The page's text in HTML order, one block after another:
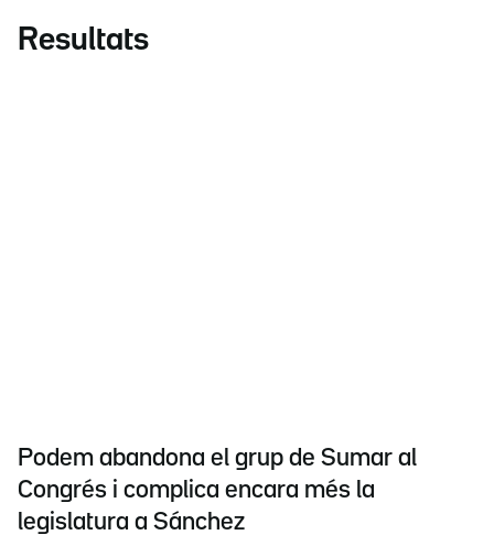
Resultats
Podem abandona el grup de Sumar al
Congrés i complica encara més la
legislatura a Sánchez